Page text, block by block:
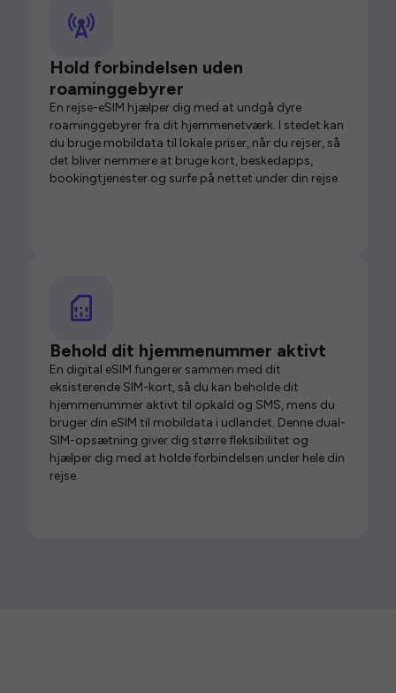
Hold forbindelsen uden
roaminggebyrer
En rejse-eSIM hjælper dig med at undgå dyre
roaminggebyrer fra dit hjemmenetværk. I stedet kan
du bruge mobildata til lokale priser, når du rejser, så
det bliver nemmere at bruge kort, beskedapps,
bookingtjenester og surfe på nettet under din rejse.
Behold dit hjemmenummer aktivt
En digital eSIM fungerer sammen med dit
eksisterende SIM-kort, så du kan beholde dit
hjemmenummer aktivt til opkald og SMS, mens du
bruger din eSIM til mobildata i udlandet. Denne dual-
SIM-opsætning giver dig større fleksibilitet og
hjælper dig med at holde forbindelsen under hele din
rejse.